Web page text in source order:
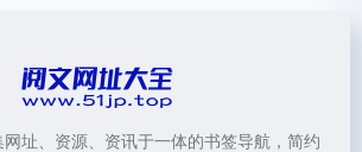
址、资源、资讯于一体的书签导航，简约